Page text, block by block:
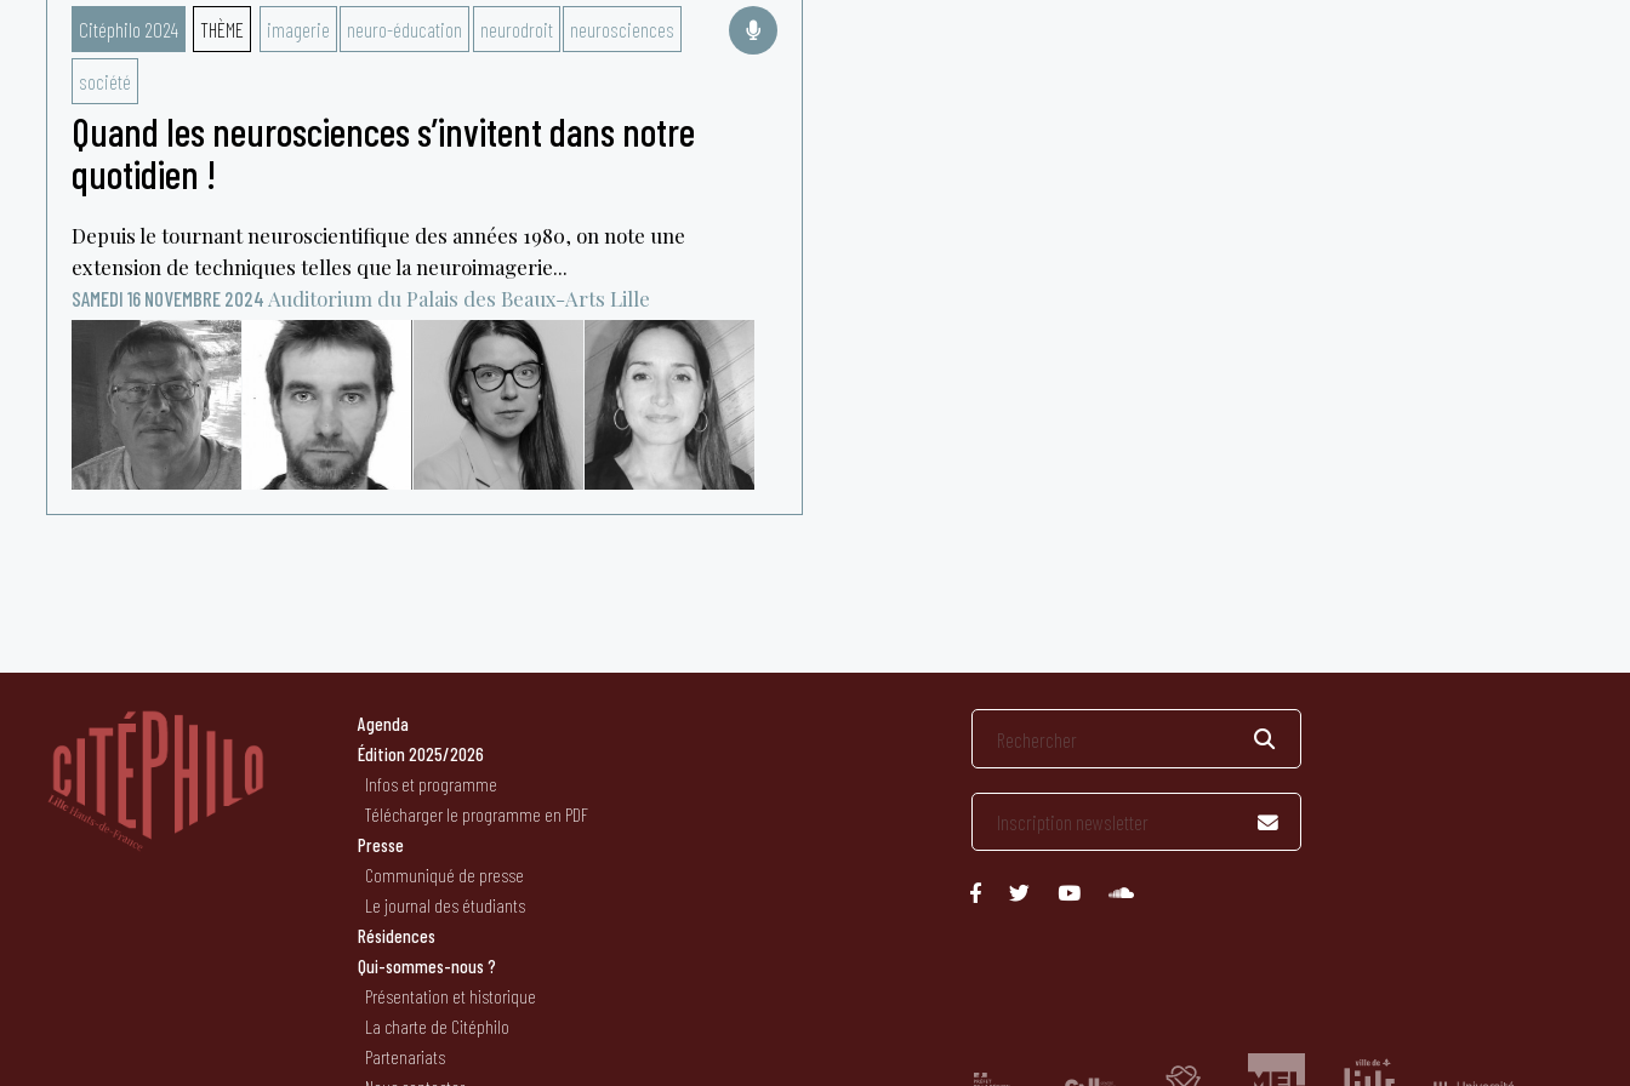
Citéphilo 2024 THÈME imagerie neuro-éducation neurodroit neurosciences
société
Quand les neurosciences s’invitent dans notre
quotidien !
Depuis le tournant neuroscientifique des années 1980, on note une
extension de techniques telles que la neuroimagerie...
SAMEDI 16 NOVEMBRE 2024 Auditorium du Palais des Beaux-Arts Lille
Agenda
Édition 2025/2026
Infos et programme
Télécharger le programme en PDF
Presse
Communiqué de presse
Le journal des étudiants
Résidences
Qui-sommes-nous ?
Présentation et historique
La charte de Citéphilo
Partenariats